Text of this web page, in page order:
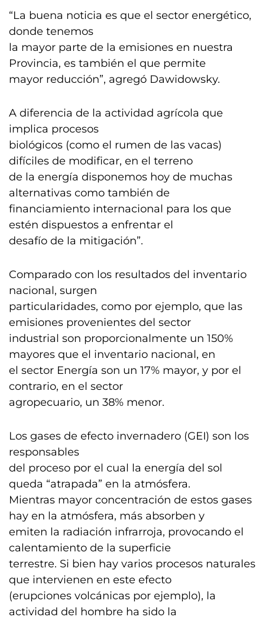
“La buena noticia es que el sector energético,
donde tenemos
la mayor parte de la emisiones en nuestra
Provincia, es también el que permite
mayor reducción”, agregó Dawidowsky.
A diferencia de la actividad agrícola que
implica procesos
biológicos (como el rumen de las vacas)
difíciles de modificar, en el terreno
de la energía disponemos hoy de muchas
alternativas como también de
financiamiento internacional para los que
estén dispuestos a enfrentar el
desafío de la mitigación”.
Comparado con los resultados del inventario
nacional, surgen
particularidades, como por ejemplo, que las
emisiones provenientes del sector
industrial son proporcionalmente un 150%
mayores que el inventario nacional, en
el sector Energía son un 17% mayor, y por el
contrario, en el sector
agropecuario, un 38% menor.
Los gases de efecto invernadero (GEI) son los
responsables
del proceso por el cual la energía del sol
queda “atrapada” en la atmósfera.
Mientras mayor concentración de estos gases
hay en la atmósfera, más absorben y
emiten la radiación infrarroja, provocando el
calentamiento de la superficie
terrestre. Si bien hay varios procesos naturales
que intervienen en este efecto
(erupciones volcánicas por ejemplo), la
actividad del hombre ha sido la